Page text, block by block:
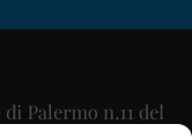
Palermo n.11 del